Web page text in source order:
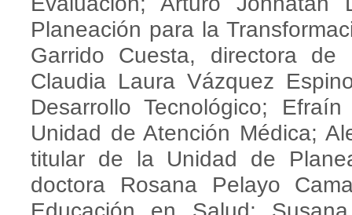
Planeación para la
Garrido Cuesta, directora de
Claudia Laura Vázquez
Desarrollo Tecnológico;
Unidad de Atención Médica;
titular de la Unidad de
doctora Rosana Pelayo